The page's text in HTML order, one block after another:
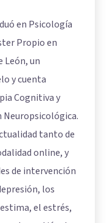
en Psicología
Propio en
León, un
y cuenta
Cognitiva y
Neuropsicológica.
tanto de
online, y
de intervención
los
el estrés,